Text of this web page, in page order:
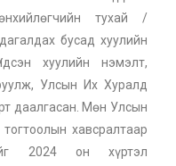
тухай /
бусад хуулийн
хуулийн нэмэлт,
Улсын Их Хуралд
даалгасан. Мөн Улсын
хавсралтаар
2024 он хүртэл